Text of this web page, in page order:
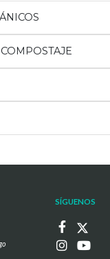
SÍGUENOS